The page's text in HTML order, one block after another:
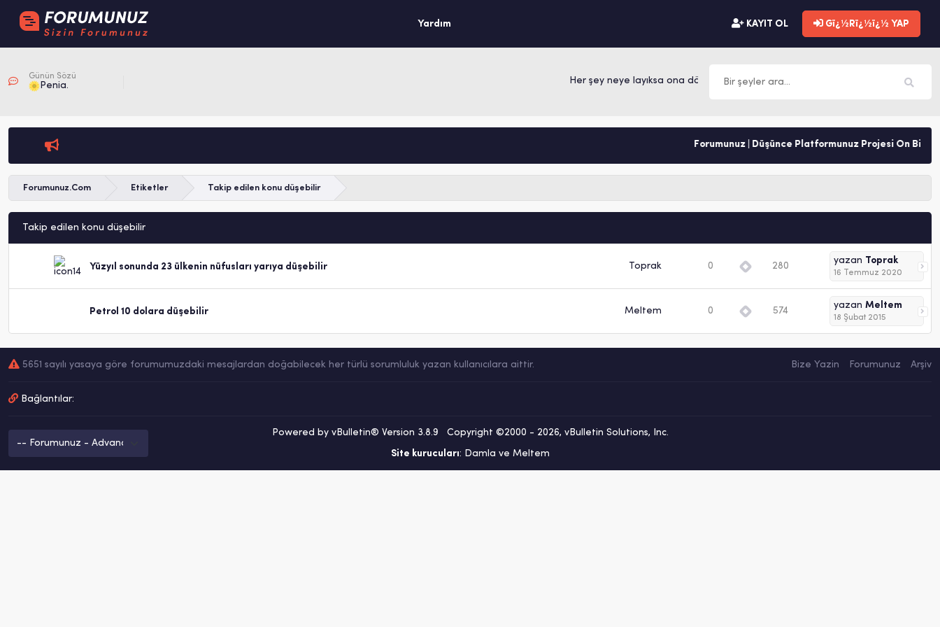
Yardım KAYIT OL Gï¿½Rï¿½ï¿½ YAP
Günün Sözü
Penia.
Her şey neye layıksa ona dönüşür. -Mevlana
Forumunuz | Düşünce Platformunuz Projesi Ön
Forumunuz.Com Etiketler Takip edilen konu düşebilir
Takip edilen konu düşebilir
Yüzyıl sonunda 23 ülkenin nüfusları yarıya düşebilir Toprak 0 280
yazan Toprak
16 Temmuz 2020
Petrol 10 dolara düşebilir Meltem 0 574
yazan Meltem
18 Şubat 2015
5651 sayılı yasaya göre forumumuzdaki mesajlardan doğabilecek her türlü sorumluluk yazan kullanıcılara aittir. Bize Yazin Forumunuz Arşiv
Bağlantılar:
Powered by vBulletin® Version 3.8.9 Copyright ©2000 - 2026, vBulletin Solutions, Inc.
Site kurucuları: Damla ve Meltem